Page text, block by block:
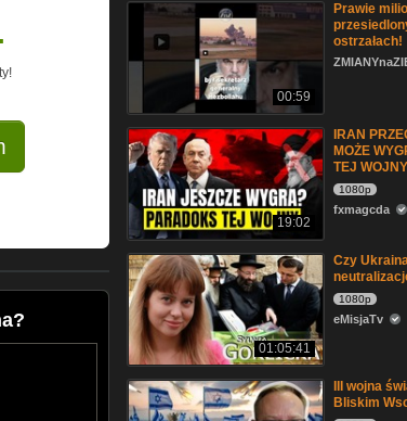
00:59
Prawie
ostrzałach!
19:02
IRAN
MOŻE
TEJ WOJNY
1080p
fxmagcda
01:05:41
Czy
1080p
eMisjaTv
III wojna
Bliskim